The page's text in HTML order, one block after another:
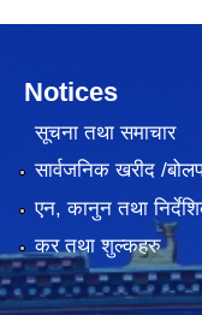
Notices
सूचना तथा समाचार
सार्वजनिक खरीद /
एन, कानुन तथा
कर तथा शुल्कहरु